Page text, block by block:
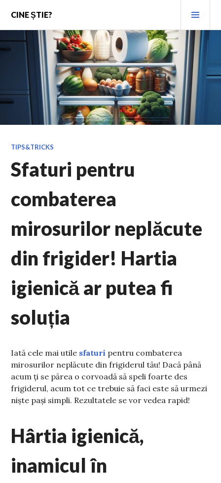
content
CINE ȘTIE?
TIPS&TRICKS
Sfaturi pentru
combaterea
mirosurilor neplăcute
din frigider! Hartia
igienică ar putea fi
soluția
Iată cele mai utile sfaturi pentru combaterea
mirosurilor neplăcute din frigiderul tău! Dacă până
acum ți se părea o corvoadă să speli foarte des
frigiderul, acum tot ce trebuie să faci este să urmezi
niște pași simpli. Rezultatele se vor vedea rapid!
Hârtia igienică,
inamicul în